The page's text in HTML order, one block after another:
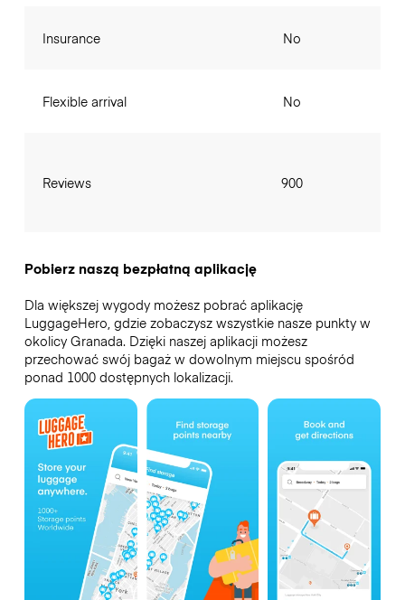
Insurance
Flexible arrival
Reviews
No
No
900
Pobierz naszą bezpłatną aplikację
Dla większej wygody możesz pobrać aplikację
LuggageHero, gdzie zobaczysz wszystkie nasze punkty w
okolicy Granada. Dzięki naszej aplikacji możesz
przechować swój bagaż w dowolnym miejscu spośród
ponad 1000 dostępnych lokalizacji.